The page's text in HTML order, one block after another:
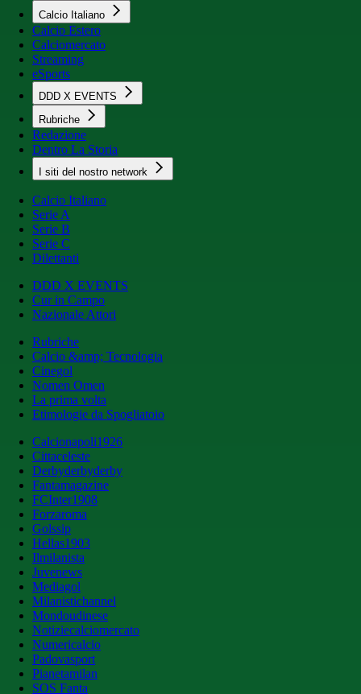
Calcio Italiano
Calcio Estero
Calciomercato
Streaming
eSports
DDD X EVENTS
Rubriche
Redazione
Dentro La Storia
I siti del nostro network
Calcio Italiano
Serie A
Serie B
Serie C
Dilettanti
DDD X EVENTS
Cur in Campo
Nazionale Attori
Rubriche
Calcio &amp; Tecnologia
Cinegol
Nomen Omen
La prima volta
Etimologie da Spogliatoio
Calcionapoli1926
Cittaceleste
Derbyderbyderby
Fantamagazine
FCInter1908
Forzaroma
Golssip
Hellas1903
Ilmilanista
Juvenews
Mediagol
Milanistichannel
Mondoudinese
Notiziecalciomercato
Numericalcio
Padovasport
Pianetamilan
SOS Fanta